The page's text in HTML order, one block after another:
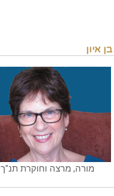
איון
מורה, מרצה וחוקרת תנ"ך